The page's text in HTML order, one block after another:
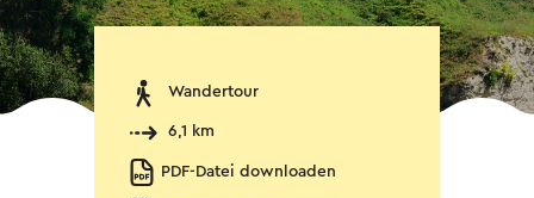
Wandertour
6,1 km
PDF-Datei downloaden